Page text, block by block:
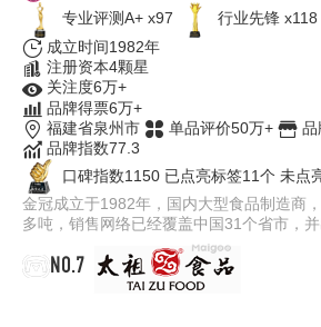
专业评测A+ x97
行业先锋 x118
成立时间1982年
注册资本4颗星
关注度6万+
品牌得票6万+
福建省泉州市
单品评价50万+
品
品牌指数77.3
口碑指数1150 已点亮标签11个 未点
金冠成立于1982年，国内大型食品制造商
多吨，销售网络已经覆盖中国31个省市，
NO.7